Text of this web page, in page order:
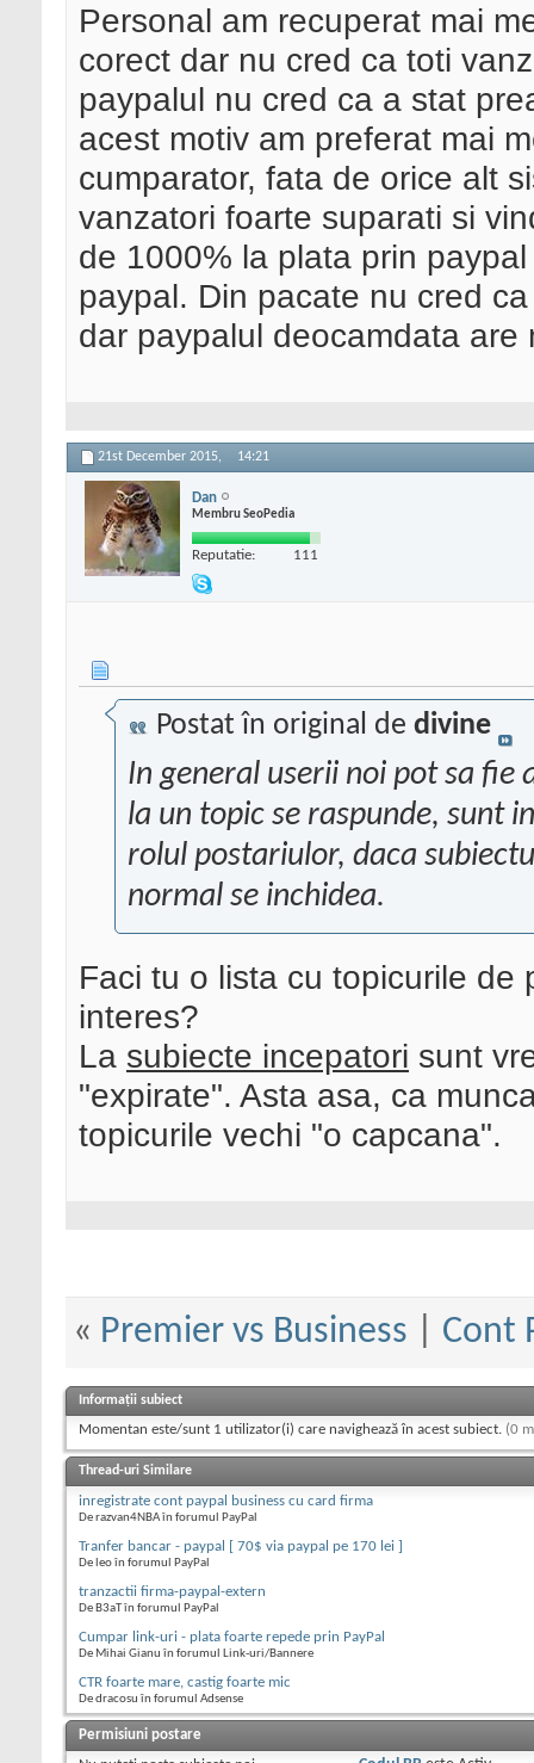
Personal am recuperat mai
corect dar nu cred ca toti
paypalul nu cred ca a stat
acest motiv am preferat mai
cumparator, fata de orice alt
vanzatori foarte suparati si
de 1000% la plata prin
paypal. Din pacate nu cred
dar paypalul deocamdata
21st December 2015, 14:21
Dan
Membru SeoPedia
Reputatie: 111
Postat în original de divine
In general userii noi pot sa fie
la un topic se raspunde, sunt
rolul postariulor, daca
normal se inchidea.
Faci tu o lista cu topicurile de
interes?
La subiecte incepatori sunt
"expirate". Asta asa, ca
topicurile vechi "o capcana".
« Premier vs Business Cont
Informații subiect
Momentan este/sunt 1 utilizator(i) care navighează în acest subiect. (0
Thread-uri Similare
inregistrate cont paypal business cu card firma
De razvan4NBA în forumul PayPal
Tranfer bancar - paypal [ 70$ via paypal pe 170 lei ]
De leo în forumul PayPal
tranzactii firma-paypal-extern
De B3aT în forumul PayPal
Cumpar link-uri - plata foarte repede prin PayPal
De Mihai Gianu în forumul Link-uri/Bannere
CTR foarte mare, castig foarte mic
De dracosu în forumul Adsense
Permisiuni postare